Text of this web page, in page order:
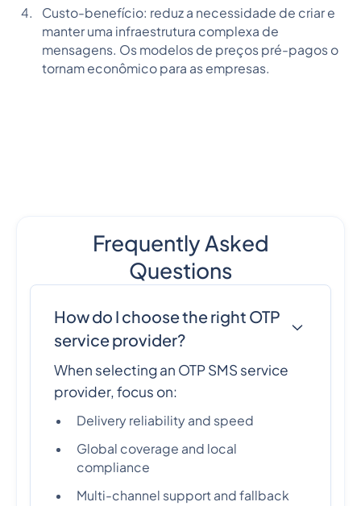
Custo-benefício: reduz a necessidade de criar e
manter uma infraestrutura complexa de
mensagens. Os modelos de preços pré-pagos o
tornam econômico para as empresas.
Frequently Asked
Questions
How do I choose the right OTP
service provider?
When selecting an OTP SMS service
provider, focus on:
Delivery reliability and speed
Global coverage and local
compliance
Multi-channel support and fallback